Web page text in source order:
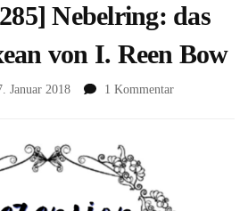
Nebelring: das
von I. Reen Bow
Januar 2018 1 Kommentarzu